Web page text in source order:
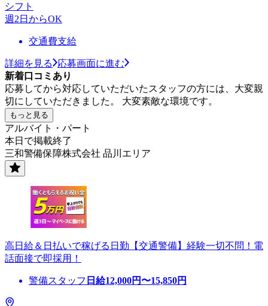
シフト
週2日からOK
交通費支給
詳細を見る
応募画面に進む
新着口コミあり
応募してから対応していただいたスタッフの方には、大変親
切にしていただきました。 大変素敵な環境です。
もっと見る
アルバイト・パート
本日で掲載終了
三和警備保障株式会社 品川エリア
高日給＆日払いで稼げる日勤【交通警備】経験一切不問！電
話面接で即採用！
警備スタッフ 日給12,000円〜15,850円